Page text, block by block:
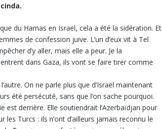
du Hamas en Israël, cela a été la sidération. Et
de confession juive. L’un d’eux vit à Tel
d’y aller, mais elle a peur. Je la
dans Gaza, ils vont se faire tirer comme
On ne parle plus que d’Israël maintenant
été persécuté, sans que l’on sache pourquoi.
est derrière. Elle soutiendrait l’Azerbaïdjan pour
Turcs : ils n’ont d’ailleurs jamais reconnu le